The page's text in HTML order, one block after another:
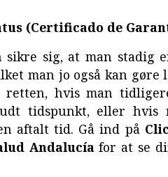
(Certificado de
sikre sig, at man stadig
man jo også kan gøre
retten, hvis man
tidspunkt, eller hvis
aftalt tid. Gå ind på
Andalucíafor at se